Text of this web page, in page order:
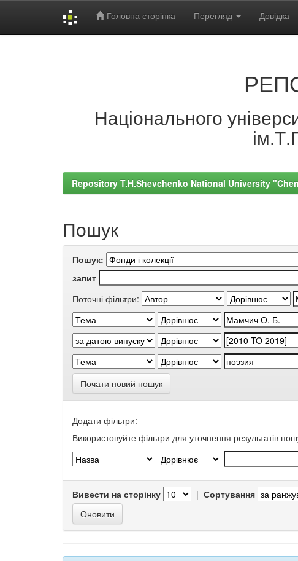
Головна сторінка Перегляд Довідка
Національного
Repository T.H.Shevchenko National University
Пошук
Пошук:
запит
Поточні фільтри:
Почати новий пошук
Додати фільтри:
Використовуйте фільтри для уточнення результатів
Вивести на сторінку | Сортування